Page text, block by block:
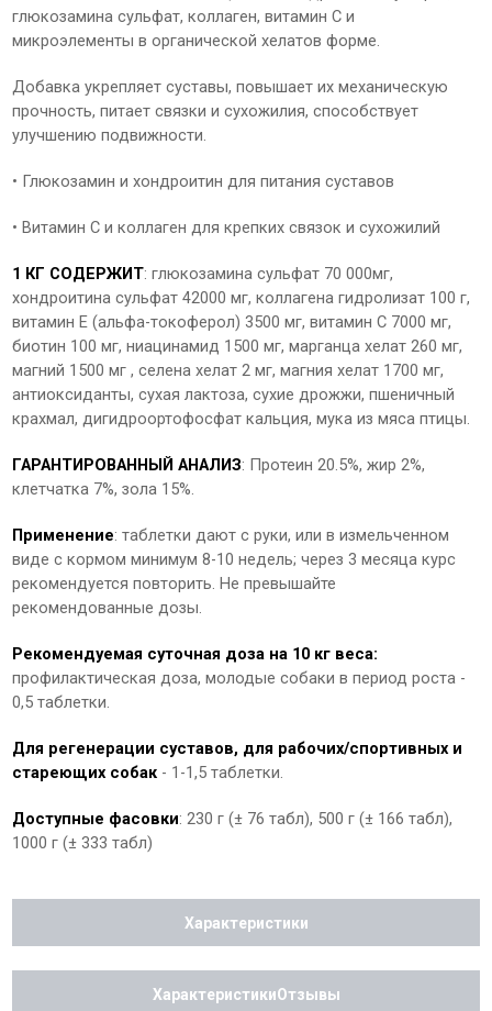
глюкозамина сульфат, коллаген, витамин С и
микроэлементы в органической хелатов форме.
Добавка укрепляет суставы, повышает их механическую
прочность, питает связки и сухожилия, способствует
улучшению подвижности.
• Глюкозамин и хондроитин для питания суставов
• Витамин С и коллаген для крепких связок и сухожилий
1 КГ СОДЕРЖИТ: глюкозамина сульфат 70 000мг,
хондроитина сульфат 42000 мг, коллагена гидролизат 100 г,
витамин Е (альфа-токоферол) 3500 мг, витамин С 7000 мг,
биотин 100 мг, ниацинамид 1500 мг, марганца хелат 260 мг,
магний 1500 мг , селена хелат 2 мг, магния хелат 1700 мг,
антиоксиданты, сухая лактоза, сухие дрожжи, пшеничный
крахмал, дигидроортофосфат кальция, мука из мяса птицы.
ГАРАНТИРОВАННЫЙ АНАЛИЗ: Протеин 20.5%, жир 2%,
клетчатка 7%, зола 15%.
Применение: таблетки дают с руки, или в измельченном
виде с кормом минимум 8-10 недель; через 3 месяца курс
рекомендуется повторить. Не превышайте
рекомендованные дозы.
Рекомендуемая суточная доза на 10 кг веса:
профилактическая доза, молодые собаки в период роста -
0,5 таблетки.
Для регенерации суставов, для рабочих/спортивных и
стареющих собак - 1-1,5 таблетки.
Доступные фасовки: 230 г (± 76 табл), 500 г (± 166 табл),
1000 г (± 333 табл)
Характеристики
ХарактеристикиОтзывы